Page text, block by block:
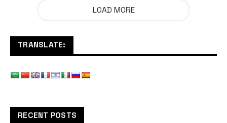
LOAD MORE
TRANSLATE:
RECENT POSTS